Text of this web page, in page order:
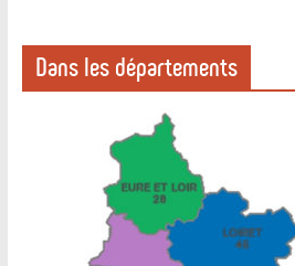
Dans les départements